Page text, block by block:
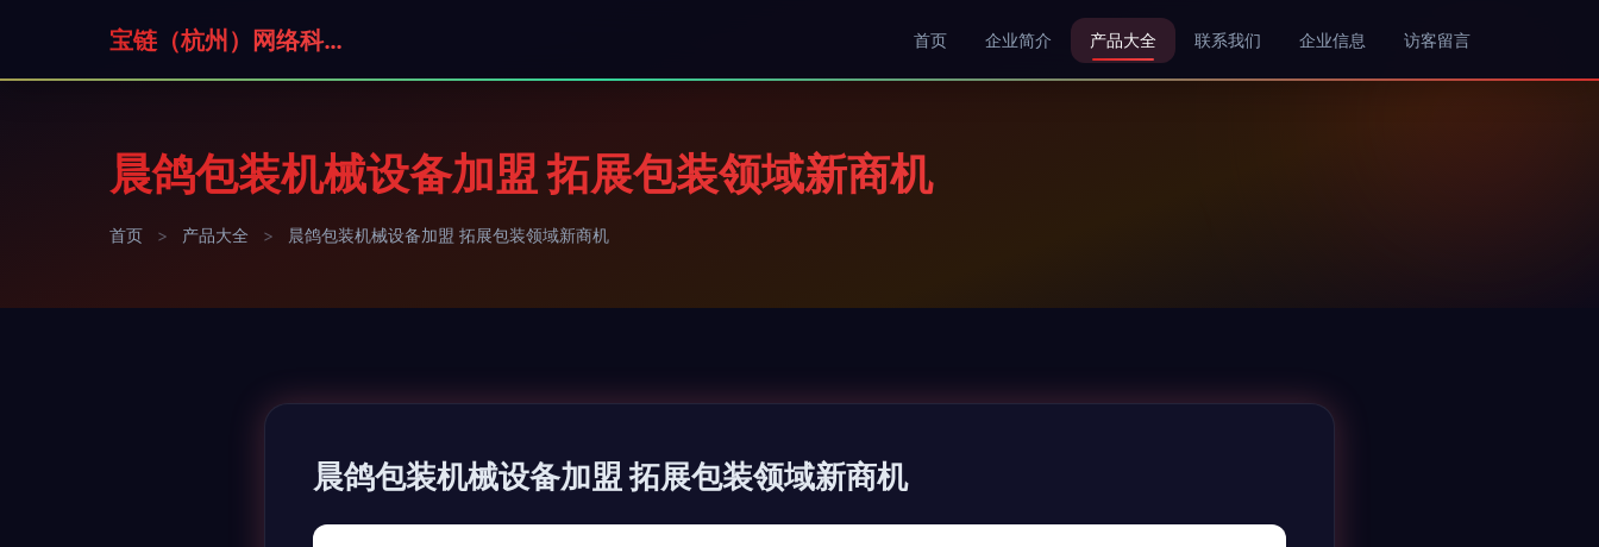
宝链（杭州）网络科技有限公司 首页 企业简介 产品大全 联系我们 企业信息 访客留言
晨鸽包装机械设备加盟 拓展包装领域新商机
首页 > 产品大全 > 晨鸽包装机械设备加盟 拓展包装领域新商机
晨鸽包装机械设备加盟 拓展包装领域新商机